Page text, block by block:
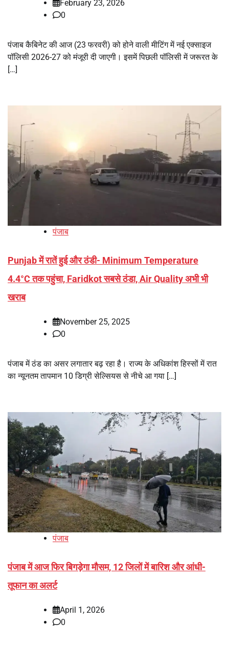
February 23, 2026
0
पंजाब कैबिनेट की आज (23 फरवरी) को होने वाली मीटिंग में नई एक्साइज
पॉलिसी 2026-27 को मंजूरी दी जाएगी। इसमें पिछली पॉलिसी में जरूरत के
[…]
पंजाब
Punjab में रातें हुई और ठंडी- Minimum Temperature
4.4°C तक पहुंचा, Faridkot सबसे ठंडा, Air Quality अभी भी
खराब
November 25, 2025
0
पंजाब में ठंड का असर लगातार बढ़ रहा है। राज्य के अधिकांश हिस्सों में रात
का न्यूनतम तापमान 10 डिग्री सेल्सियस से नीचे आ गया […]
पंजाब
पंजाब में आज फिर बिगड़ेगा मौसम, 12 जिलों में बारिश और आंधी-
तूफान का अलर्ट
April 1, 2026
0